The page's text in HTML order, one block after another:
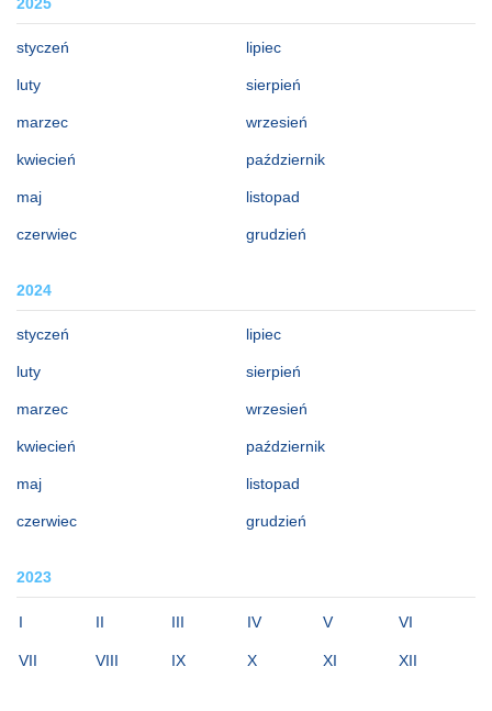
styczeń
luty
marzec
kwiecień
maj
czerwiec
lipiec
sierpień
wrzesień
październik
listopad
grudzień
2024
styczeń
luty
marzec
kwiecień
maj
czerwiec
lipiec
sierpień
wrzesień
październik
listopad
grudzień
2023
I II III IV V VI
VII VIII IX X XI XII